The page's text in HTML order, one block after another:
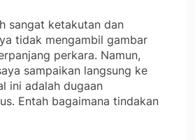
sangat ketakutan dan
tidak mengambil gambar
perkara. Namun,
sampaikan langsung ke
ini adalah dugaan
Entah bagaimana tindakan